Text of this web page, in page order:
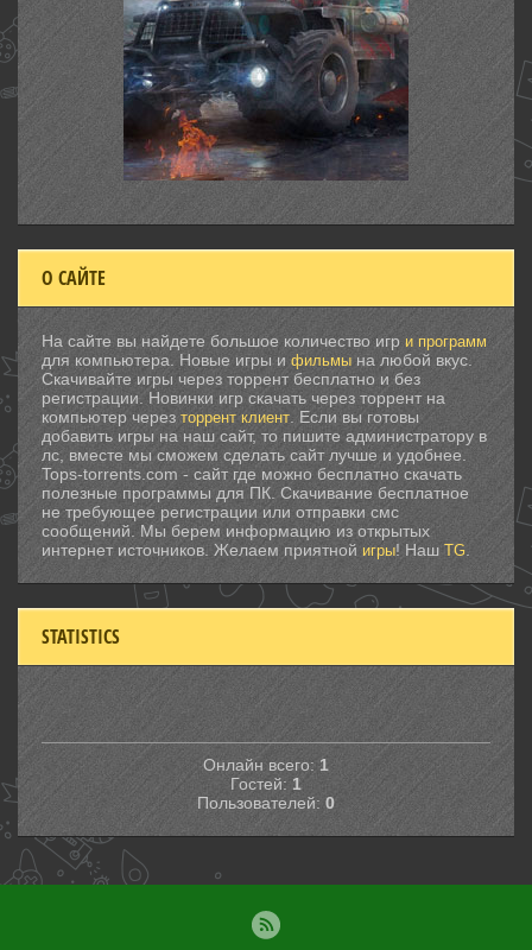
О САЙТЕ
На сайте вы найдете большое количество игр и программ
для компьютера. Новые игры и фильмы на любой вкус.
Скачивайте игры через торрент бесплатно и без
регистрации. Новинки игр скачать через торрент на
компьютер через торрент клиент . Если вы готовы
добавить игры на наш сайт, то пишите администратору в
лс, вместе мы сможем сделать сайт лучше и удобнее.
Tops-torrents.com - сайт где можно бесплатно скачать
полезные программы для ПК. Скачивание бесплатное
не требующее регистрации или отправки смс
сообщений. Мы берем информацию из открытых
интернет источников. Желаем приятной игры! НашTG
STATISTICS
Онлайн всего: 1
Гостей: 1
Пользователей: 0